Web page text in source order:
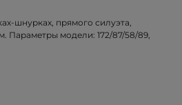
шнурках, прямого силуэта,
Параметры модели: 172/87/58/89,